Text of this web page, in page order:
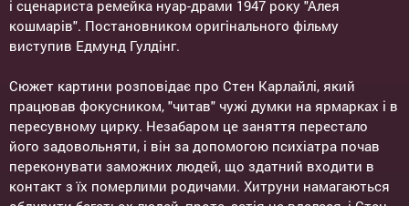
і сценариста ремейка нуар-драми 1947 року "Алея
кошмарів". Постановником оригінального фільму
виступив Едмунд Гулдінг.
Сюжет картини розповідає про Стен Карлайлі, який
працював фокусником, "читав" чужі думки на ярмарках і в
пересувному цирку. Незабаром це заняття перестало
його задовольняти, і він за допомогою психіатра почав
переконувати заможних людей, що здатний входити в
контакт з їх померлими родичами. Хитруни намагаються